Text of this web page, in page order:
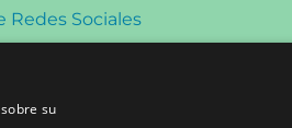
Redes Sociales
su